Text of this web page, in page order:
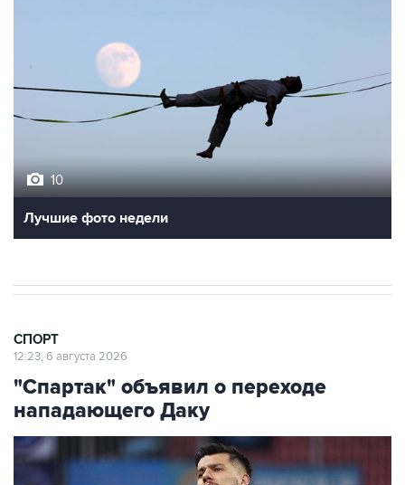
10
Лучшие фото недели
СПОРТ
12:23, 6 августа 2026
"Спартак" объявил о переходе
нападающего Даку